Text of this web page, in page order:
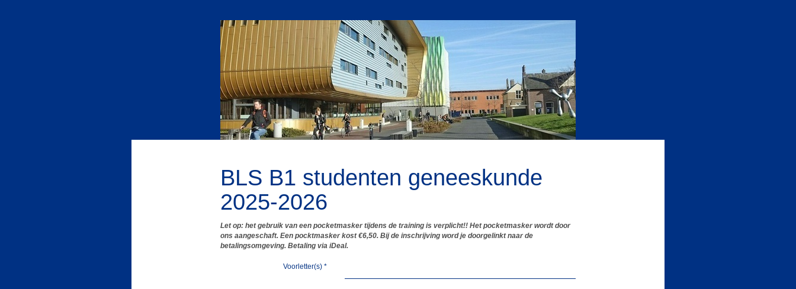
BLS B1 studenten geneeskunde
2025-2026
Let op: het gebruik van een pocketmasker tijdens de training is verplicht!! Het pocketmasker wordt door
ons aangeschaft. Een pocktmasker kost €6,50. Bij de inschrijving word je doorgelinkt naar de
betalingsomgeving. Betaling via iDeal.
Voorletter(s) *